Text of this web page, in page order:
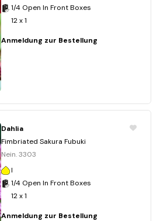
1/4 Open In Front Boxes
12 x 1
Anmeldung zur Bestellung
Dahlia
Fimbriated Sakura Fubuki
Nein. 3303
I
1/4 Open In Front Boxes
12 x 1
Anmeldung zur Bestellung